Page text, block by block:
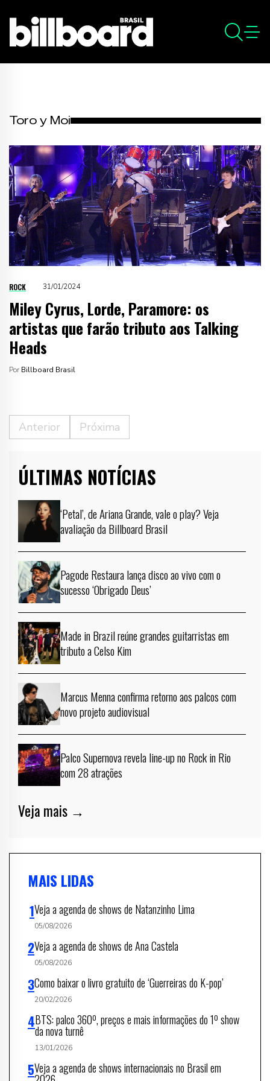
Toro y Moi
ROCK 31/01/2024
Miley Cyrus, Lorde, Paramore: os
artistas que farão tributo aos Talking
Heads
Por Billboard Brasil
Anterior Próxima
ÚLTIMAS NOTÍCIAS
‘Petal’, de Ariana Grande, vale o play? Veja
avaliação da Billboard Brasil
Pagode Restaura lança disco ao vivo com o
sucesso ‘Obrigado Deus’
Made in Brazil reúne grandes guitarristas em
tributo a Celso Kim
Marcus Menna confirma retorno aos palcos com
novo projeto audiovisual
Palco Supernova revela line-up no Rock in Rio
com 28 atrações
Veja mais →
MAIS LIDAS
Veja a agenda de shows de Natanzinho Lima
05/08/2026
Veja a agenda de shows de Ana Castela
05/08/2026
Como baixar o livro gratuito de ‘Guerreiras do K-pop’
20/02/2026
BTS: palco 360º, preços e mais informações do 1º show
da nova turnê
13/01/2026
Veja a agenda de shows internacionais no Brasil em